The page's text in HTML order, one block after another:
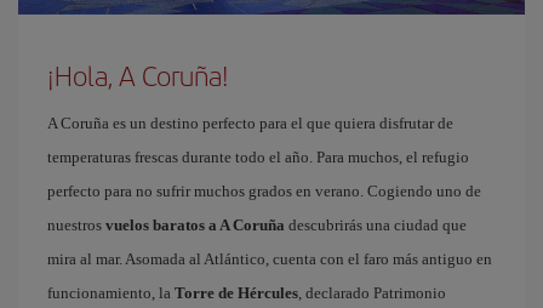
¡Hola, A Coruña!
A Coruña es un destino perfecto para el que quiera disfrutar de
temperaturas frescas durante todo el año. Para muchos, el refugio
perfecto para no sufrir muchos grados en verano. Cogiendo uno de
nuestros vuelos baratos a A Coruña descubrirás una ciudad que
mira al mar. Asomada al Atlántico, cuenta con el faro más antiguo en
funcionamiento, la Torre de Hércules, declarado Patrimonio